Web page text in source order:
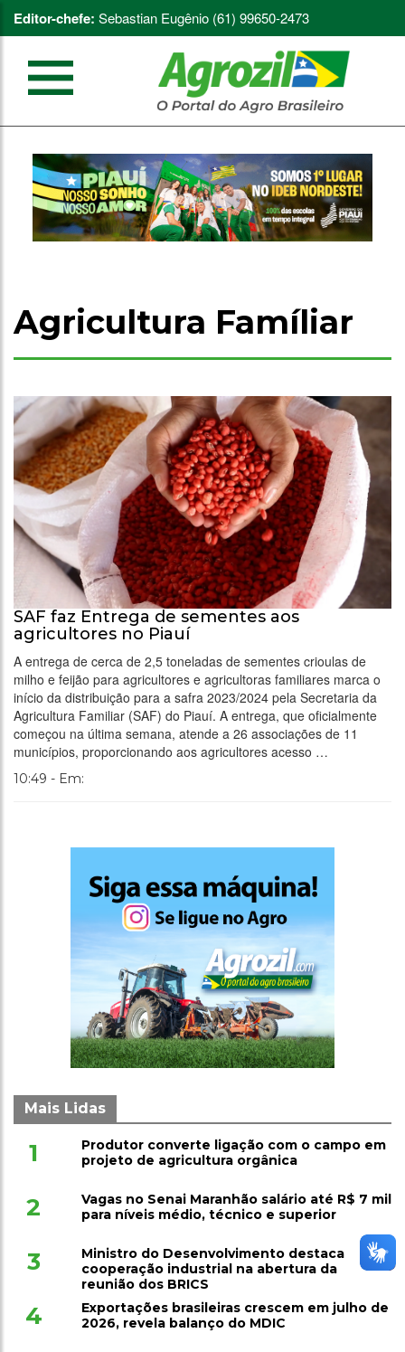
Editor-chefe: Sebastian Eugênio (61) 99650-2473
Agricultura Famíliar
SAF faz Entrega de sementes aos
agricultores no Piauí
A entrega de cerca de 2,5 toneladas de sementes crioulas de
milho e feijão para agricultores e agricultoras familiares marca o
início da distribuição para a safra 2023/2024 pela Secretaria da
Agricultura Familiar (SAF) do Piauí. A entrega, que oficialmente
começou na última semana, atende a 26 associações de 11
municípios, proporcionando aos agricultores acesso …
10:49 - Em:
Mais Lidas
1
Produtor converte ligação com o campo em
projeto de agricultura orgânica
2
Vagas no Senai Maranhão salário até R$ 7 mil
para níveis médio, técnico e superior
3
Ministro do Desenvolvimento destaca
cooperação industrial na abertura da
reunião dos BRICS
4
Exportações brasileiras crescem em julho de
2026, revela balanço do MDIC